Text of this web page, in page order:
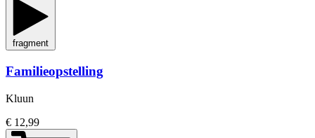
fragment
Familieopstelling
Kluun
€ 12,99